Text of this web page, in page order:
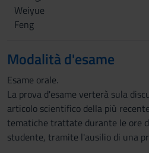
Weiyue
Feng
Modalità d'esame
Esame orale.
La prova d'esame verterà sula
articolo scientifico della più
tematiche trattate durante le ore
studente, tramite l'ausilio di una